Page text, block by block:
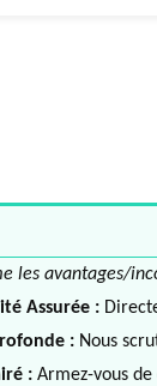
les avantages/
Assurée :
: Nous
: Armez-vous